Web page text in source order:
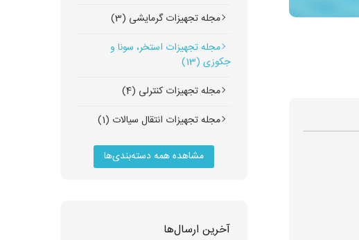
مجله تجهیزات گرمایشی (3)
مجله تجهیزات استخر، سونا و
جکوزی (13)
مجله تجهیزات کنترلی (4)
مجله تجهیزات انتقال سیالات (1)
مشاهده همه دسته‌بندی‌ها
آخرین ارسال‌ها